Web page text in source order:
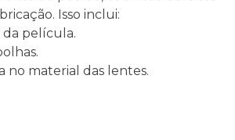
Isso inclui:
da película.
no material das lentes.